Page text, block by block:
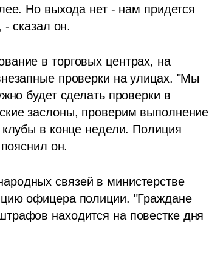
Но выхода нет - нам придется
- сказал он.
в торговых центрах, на
проверки на улицах. "Мы
будет сделать проверки в
заслоны, проверим выполнение
в конце недели. Полиция
он.
связей в министерстве
офицера полиции. "Граждане
находится на повестке дня